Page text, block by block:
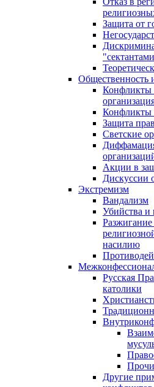
Защита от
Конфликты
Конфликты
Защита
Светские
Акции в
Дискуссии
Экстремизм
Вандализм
Убийства и
насилию
Русская
католики
Другие